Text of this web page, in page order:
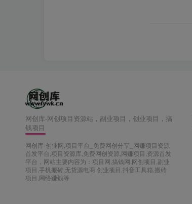
网创库-网创项目资源站，副业项目，创业项目，搞
钱项目
网创库-创业网,项目平台_免费网创分享_网赚项目资源
首发平台,项目资源库,免费网创资源,网赚项目,资源首发
平台，网站主要内容为：项目网,搞钱网,网创项目,副业
项目,手机搬砖,无货源电商,创业项目,抖音工具箱,搬砖
项目,网络赚钱等